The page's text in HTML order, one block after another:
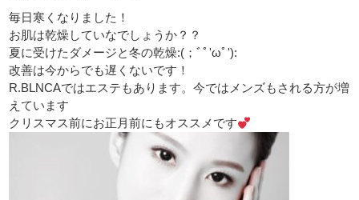
毎日寒くなりました！
お肌は乾燥していなでしょうか？？
夏に受けたダメージと冬の乾燥:(；ﾞﾟ'ωﾟ'):
改善は今からでも遅くないです！
R.BLNCAではエステもあります。今ではメンズもされる方が増
えています
クリスマス前にお正月前にもオススメです